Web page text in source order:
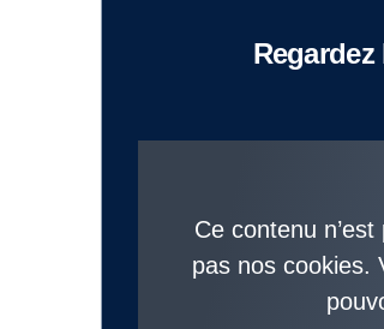
Ce contenu
pas nos cookies.